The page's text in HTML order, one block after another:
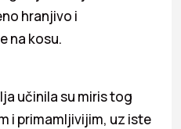
hranjivo i
na kosu.
učinila su miris tog
i primamljivijim, uz iste